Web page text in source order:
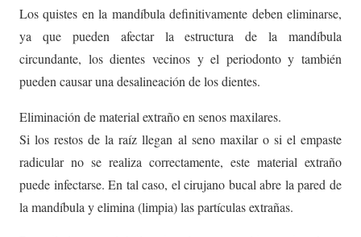
Los quistes en la mandíbula definitivamente deben eliminarse,
ya que pueden afectar la estructura de la mandíbula
circundante, los dientes vecinos y el periodonto y también
pueden causar una desalineación de los dientes.
Eliminación de material extraño en senos maxilares.
Si los restos de la raíz llegan al seno maxilar o si el empaste
radicular no se realiza correctamente, este material extraño
puede infectarse. En tal caso, el cirujano bucal abre la pared de
la mandíbula y elimina (limpia) las partículas extrañas.